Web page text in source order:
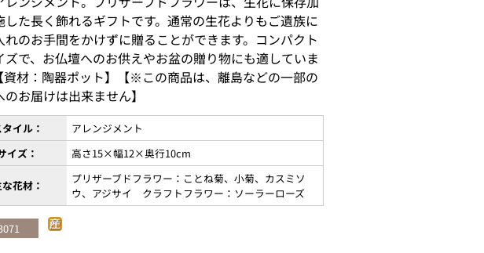
した長く飾れるギフトです。通常の生花よりもご遺族に
れのお手間をかけずに贈ることができます。コンパクト
ズで、お仏壇へのお供えやお盆の贈り物にも適していま
資材：陶器ポット】【※この商品は、離島などの一部の
お届けは出来ません】
イル：
アレンジメント
イズ：
高さ15×幅12×奥行10cm
花材：
プリザーブドフラワー：ことね菊、小菊、カスミソ
ウ、アジサイ クラフトフラワー：ソーラーローズ